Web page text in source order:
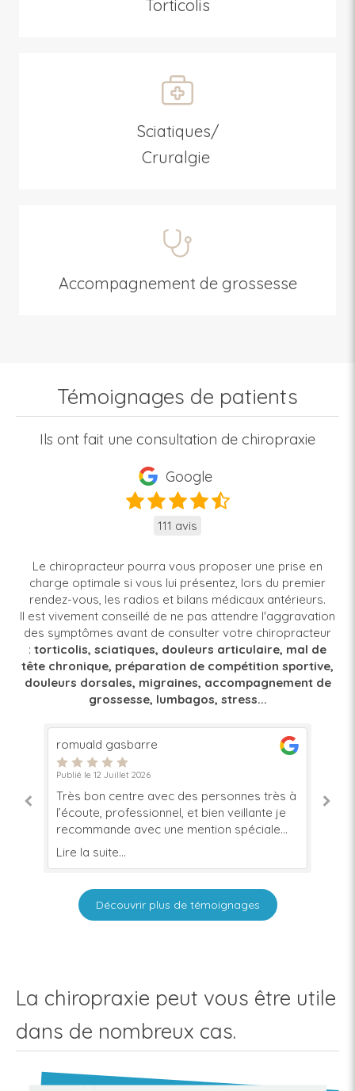
Torticolis
Sciatiques/
Cruralgie
Accompagnement de grossesse
Témoignages de patients
Ils ont fait une consultation de chiropraxie
Google
111 avis
Le chiropracteur pourra vous proposer une prise en
charge optimale si vous lui présentez, lors du premier
rendez-vous, les radios et bilans médicaux antérieurs.
Il est vivement conseillé de ne pas attendre l'aggravation
des symptômes avant de consulter votre chiropracteur
: torticolis, sciatiques, douleurs articulaire, mal de
tête chronique, préparation de compétition sportive,
douleurs dorsales, migraines, accompagnement de
grossesse, lumbagos, stress...
à
Nathalie Grosjean
Publié le 16 Juin 2026
Lieu très adapté. Personne efficace, claire
et attentive.
Lire la suite...
Découvrir plus de témoignages
La chiropraxie peut vous être utile
dans de nombreux cas.